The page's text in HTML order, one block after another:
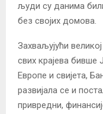
људи су данима
без својих домова.
Захваљујући
свих крајева бивше
Европе и свијета,
развијала се и
привредни,